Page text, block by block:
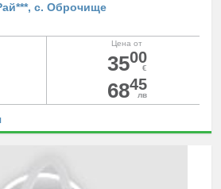
с. Оброчище
Цена от
3500
€
6845
лв